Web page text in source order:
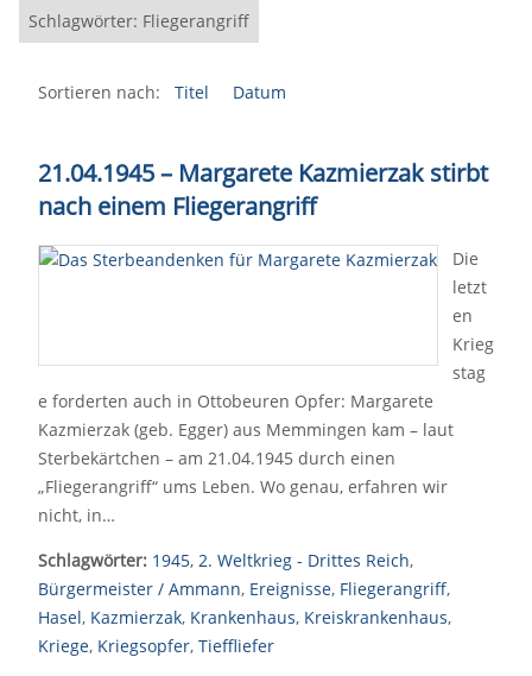
Schlagwörter: Fliegerangriff
Sortieren nach: Titel Datum
21.04.1945 – Margarete Kazmierzak stirbt
nach einem Fliegerangriff
Die
letzt
en
Krieg
stag
e forderten auch in Ottobeuren Opfer: Margarete
Kazmierzak (geb. Egger) aus Memmingen kam – laut
Sterbekärtchen – am 21.04.1945 durch einen
„Fliegerangriff“ ums Leben. Wo genau, erfahren wir
nicht, in…
Schlagwörter: 1945, 2. Weltkrieg - Drittes Reich,
Bürgermeister / Ammann, Ereignisse, Fliegerangriff,
Hasel, Kazmierzak, Krankenhaus, Kreiskrankenhaus,
Kriege, Kriegsopfer, Tieffliefer